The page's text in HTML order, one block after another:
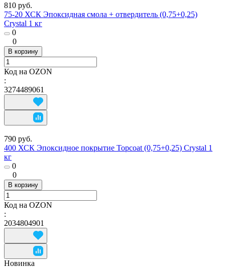
810 руб.
75-20 ХСК Эпоксидная смола + отвердитель (0,75+0,25)
Crystal 1 кг
0
0
В корзину
Код на OZON
:
3274489061
790 руб.
400 ХСК Эпоксидное покрытие Topcoat (0,75+0,25) Crystal 1
кг
0
0
В корзину
Код на OZON
:
2034804901
Новинка